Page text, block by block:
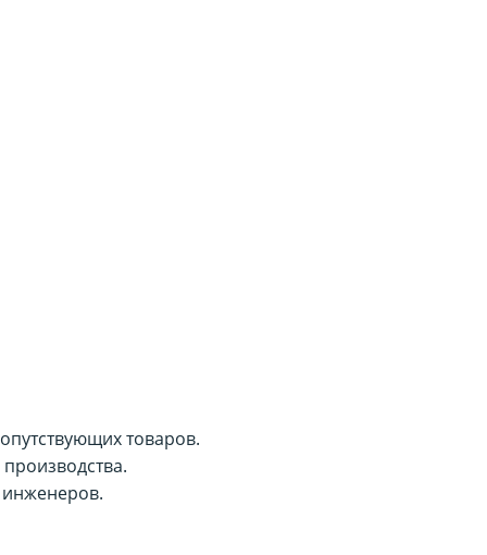
товаров.